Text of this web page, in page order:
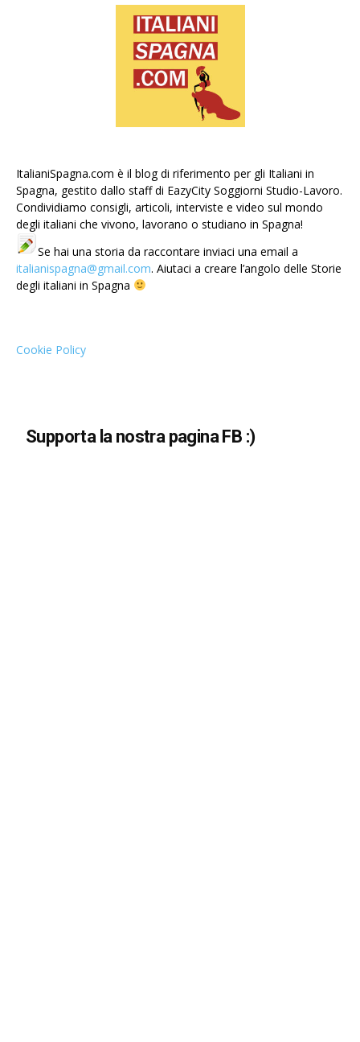
ItalianiSpagna.com è il blog di riferimento per gli Italiani in
Spagna, gestito dallo staff di EazyCity Soggiorni Studio-Lavoro.
Condividiamo consigli, articoli, interviste e video sul mondo
degli italiani che vivono, lavorano o studiano in Spagna!
Se hai una storia da raccontare inviaci una email a
italianispagna@gmail.com. Aiutaci a creare l’angolo delle Storie
degli italiani in Spagna
Cookie Policy
Supporta la nostra pagina FB :)